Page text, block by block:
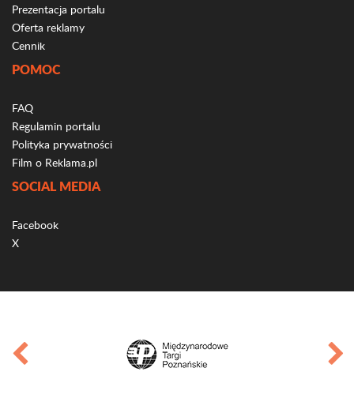
Prezentacja portalu
Oferta reklamy
Cennik
POMOC
FAQ
Regulamin portalu
Polityka prywatności
Film o Reklama.pl
SOCIAL MEDIA
Facebook
X